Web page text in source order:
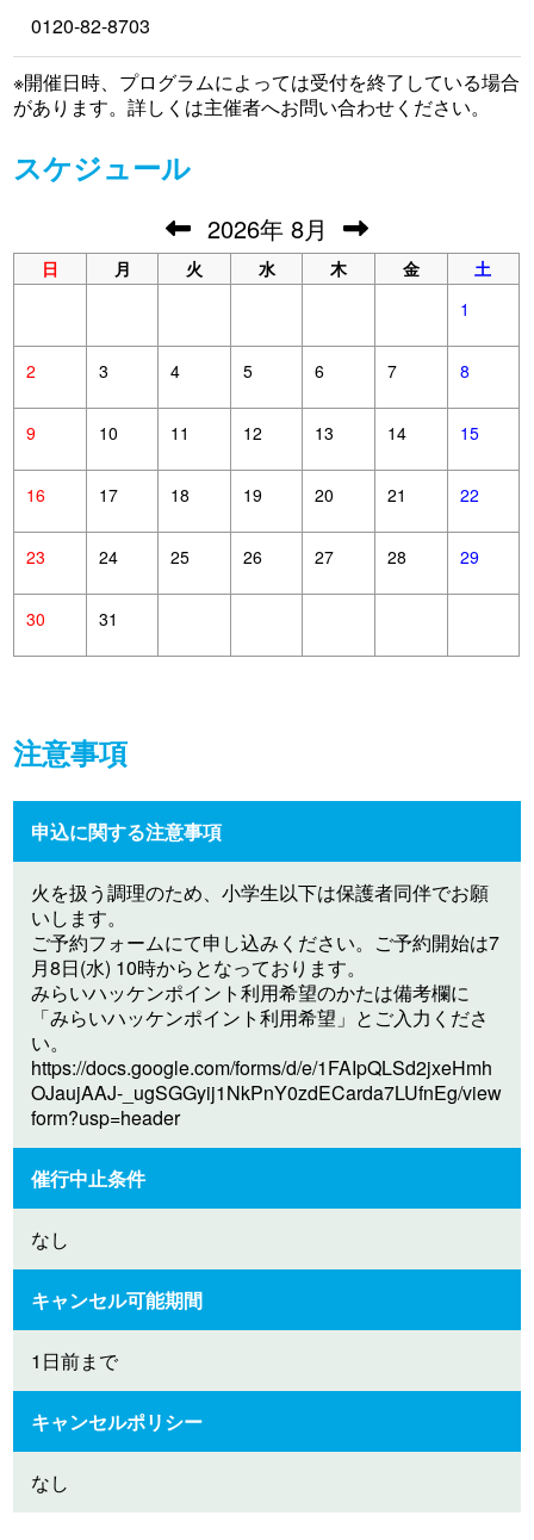
0120-82-8703
※開催日時、プログラムによっては受付を終了している場合
があります。詳しくは主催者へお問い合わせください。
スケジュール
2026年 8月
日 月 火 水 木 金
土
1
2 3 4 5 6 7 8
9 10 11 12 13 14 15
16 17 18 19 20 21 22
23 24 25 26 27 28 29
30 31
注意事項
申込に関する注意事項
火を扱う調理のため、小学生以下は保護者同伴でお願
いします。
ご予約フォームにて申し込みください。ご予約開始は7
月8日(水) 10時からとなっております。
みらいハッケンポイント利用希望のかたは備考欄に
「みらいハッケンポイント利用希望」とご入力くださ
い。
https://docs.google.com/forms/d/e/1FAIpQLSd2jxeHmh
OJaujAAJ-_ugSGGyij1NkPnY0zdECarda7LUfnEg/view
form?usp=header
催行中止条件
なし
キャンセル可能期間
1日前まで
キャンセルポリシー
なし